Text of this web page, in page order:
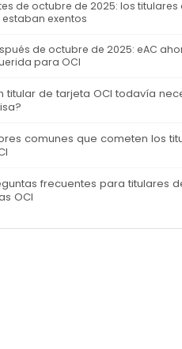
de octubre de 2025: los titulares
estaban exentos
de octubre de 2025: eAC
para OCI
titular de tarjeta OCI todavía
comunes que cometen los
frecuentes para titulares
OCI